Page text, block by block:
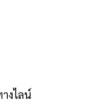
งไลน์